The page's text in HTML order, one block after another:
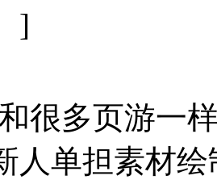
]
很多页游一
人单担素材